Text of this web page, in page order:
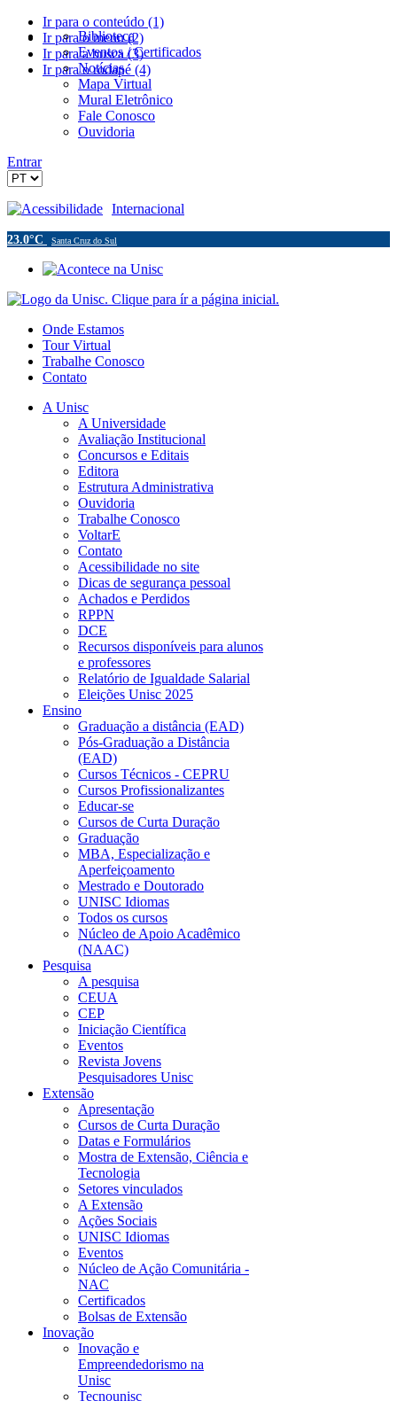
Ir para o conteúdo (1)
Ir para o menu (2)
Ir para a busca (3)
Ir para o rodapé (4)
Biblioteca
Eventos / Certificados
Notícias
Mapa Virtual
Mural Eletrônico
Fale Conosco
Ouvidoria
Entrar
Acessibilidade Internacional
23.0°C Santa Cruz do Sul
Onde Estamos
Tour Virtual
Trabalhe Conosco
Contato
A Unisc
A Universidade
Avaliação Institucional
Concursos e Editais
Editora
Estrutura Administrativa
Ouvidoria
Trabalhe Conosco
VoltarE
Contato
Acessibilidade no site
Dicas de segurança pessoal
Achados e Perdidos
RPPN
DCE
Recursos disponíveis para alunos
e professores
Relatório de Igualdade Salarial
Eleições Unisc 2025
Ensino
Graduação a distância (EAD)
Pós-Graduação a Distância
(EAD)
Cursos Técnicos - CEPRU
Cursos Profissionalizantes
Educar-se
Cursos de Curta Duração
Graduação
MBA, Especialização e
Aperfeiçoamento
Mestrado e Doutorado
UNISC Idiomas
Todos os cursos
Núcleo de Apoio Acadêmico
(NAAC)
Pesquisa
A pesquisa
CEUA
CEP
Iniciação Científica
Eventos
Revista Jovens
Pesquisadores Unisc
Extensão
Apresentação
Cursos de Curta Duração
Datas e Formulários
Mostra de Extensão, Ciência e
Tecnologia
Setores vinculados
A Extensão
Ações Sociais
UNISC Idiomas
Eventos
Núcleo de Ação Comunitária -
NAC
Certificados
Bolsas de Extensão
Inovação
Inovação e
Empreendedorismo na
Unisc
Tecnounisc